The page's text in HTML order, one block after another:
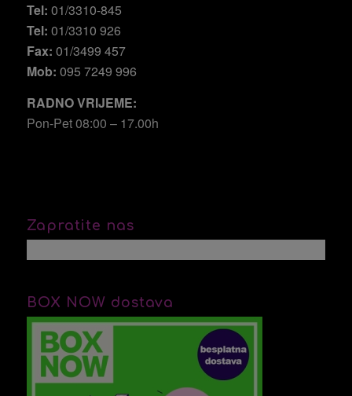
Tel: 01/3310-845
Tel: 01/3310 926
Fax: 01/3499 457
Mob: 095 7249 996
RADNO VRIJEME:
Pon-Pet 08:00 – 17.00h
Zapratite nas
BOX NOW dostava